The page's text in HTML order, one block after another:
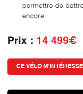
En cochant cette case,
en utilisant
permettre de
encore.
Prix : 14 499€
CE VÉLO M'INTÉRESSE